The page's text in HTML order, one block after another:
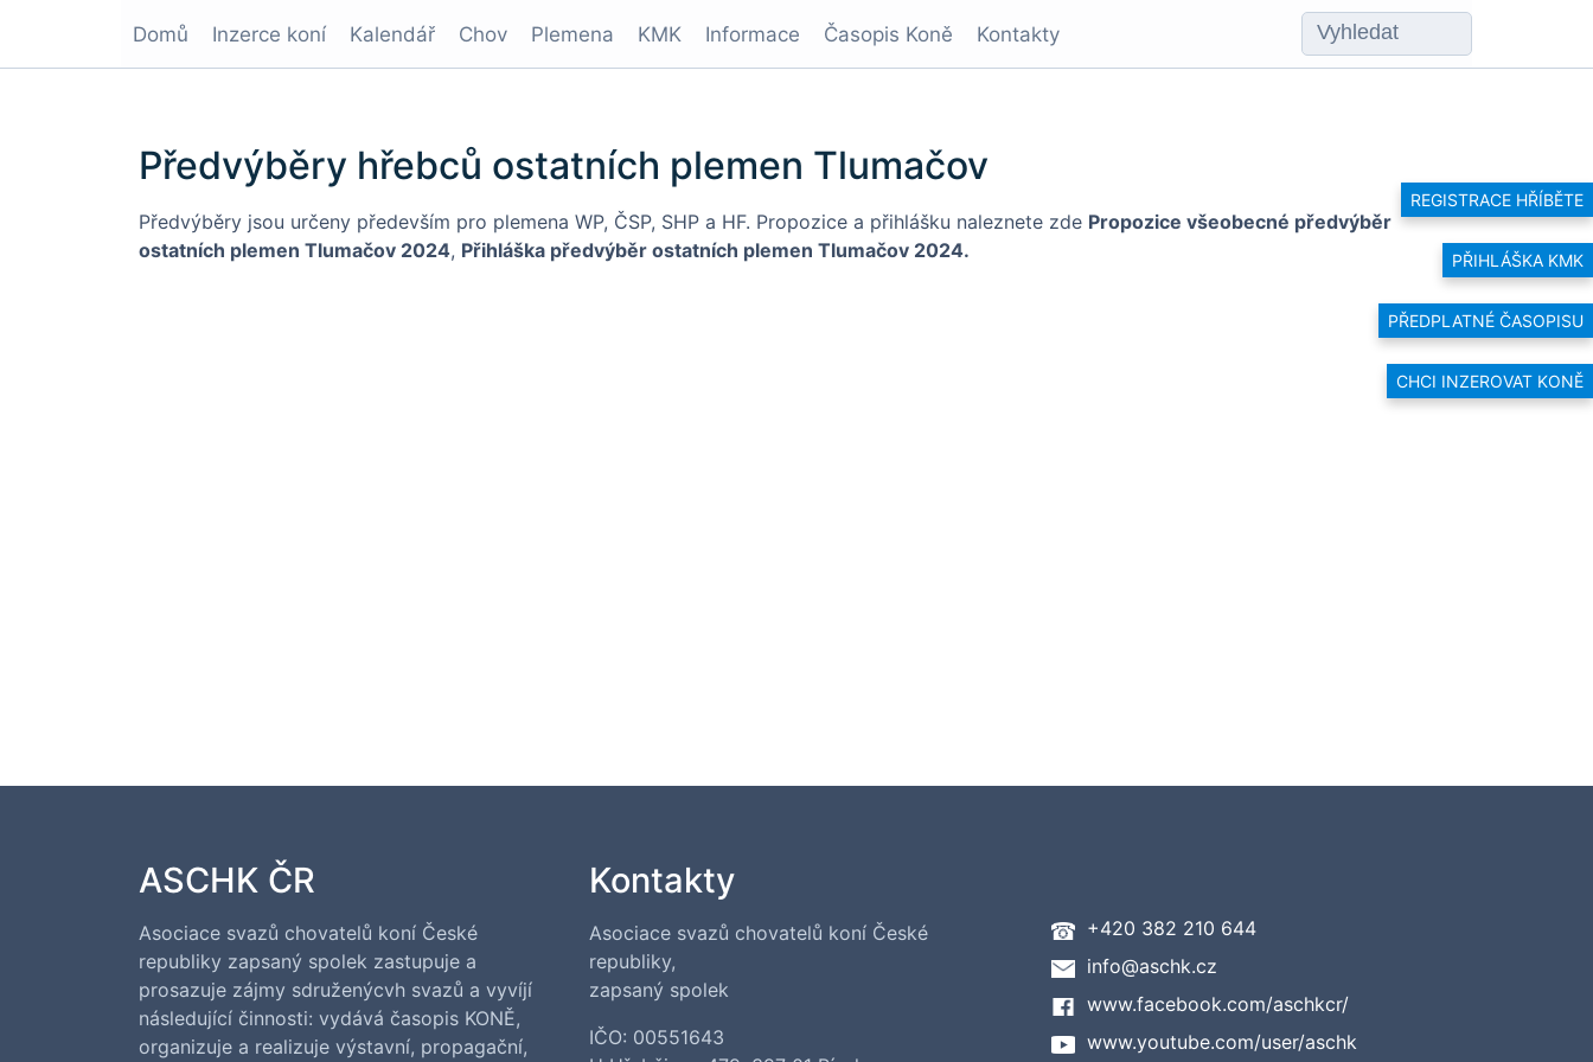
REGISTRACE HŘÍBĚTE
PŘIHLÁŠKA KMK
PŘEDPLATNÉ ČASOPISU
CHCI INZEROVAT KONĚ
Domů Inzerce koní Kalendář Chov Plemena KMK Informace Časopis Koně Kontakty
Předvýběry hřebců ostatních plemen Tlumačov
Předvýběry jsou určeny především pro plemena WP, ČSP, SHP a HF. Propozice a přihlášku naleznete zde Propozice všeobecné předvýběr
ostatních plemen Tlumačov 2024, Přihláška předvýběr ostatních plemen Tlumačov 2024.
ASCHK ČR
Asociace svazů chovatelů koní České
republiky zapsaný spolek zastupuje a
prosazuje zájmy sdruženýcvh svazů a vyvíjí
následující činnosti: vydává časopis KONĚ,
organizuje a realizuje výstavní, propagační,
Kontakty
Asociace svazů chovatelů koní České
republiky,
zapsaný spolek
IČO: 00551643
+420 382 210 644
info@aschk.cz
www.facebook.com/aschkcr/
www.youtube.com/user/aschk